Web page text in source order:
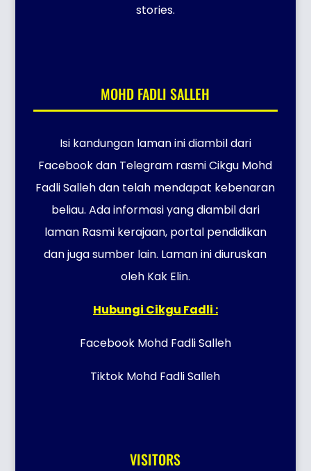
stories.
MOHD FADLI SALLEH
Isi kandungan laman ini diambil dari
Facebook dan Telegram rasmi Cikgu Mohd
Fadli Salleh dan telah mendapat kebenaran
beliau. Ada informasi yang diambil dari
laman Rasmi kerajaan, portal pendidikan
dan juga sumber lain. Laman ini diuruskan
oleh Kak Elin.
Hubungi Cikgu Fadli :
Facebook Mohd Fadli Salleh
Tiktok Mohd Fadli Salleh
VISITORS